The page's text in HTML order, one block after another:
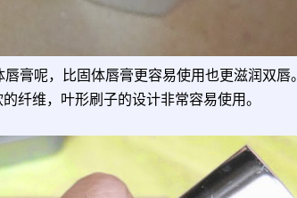
膏呢，比固体唇膏更容易使用也更滋润双唇。
纤维，叶形刷子的设计非常容易使用。